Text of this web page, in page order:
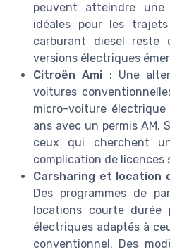
peuvent atteindre
idéales pour les
carburant diesel reste
versions électriques
Citroën Ami : Une
voitures
micro-voiture
ans avec un permis
ceux qui cherchent
complication de licences
Carsharing et location
Des programmes de
locations courte durée
électriques adaptés à
conventionnel. Des